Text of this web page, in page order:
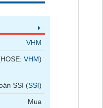
VHM
VHM)
SSI (SSI)
Mua